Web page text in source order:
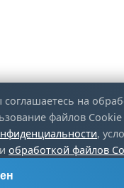
на
файлов Cookie
,
и обработкой файлов